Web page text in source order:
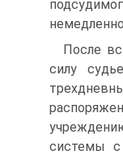
После
силу
системы с